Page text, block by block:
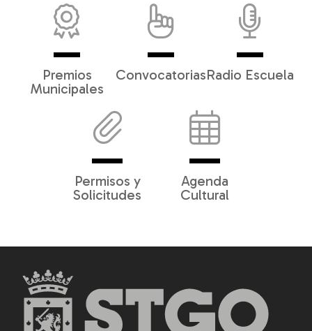
Premios
Municipales
ConvocatoriasRadio Escuela
Permisos y
Solicitudes
Agenda
Cultural